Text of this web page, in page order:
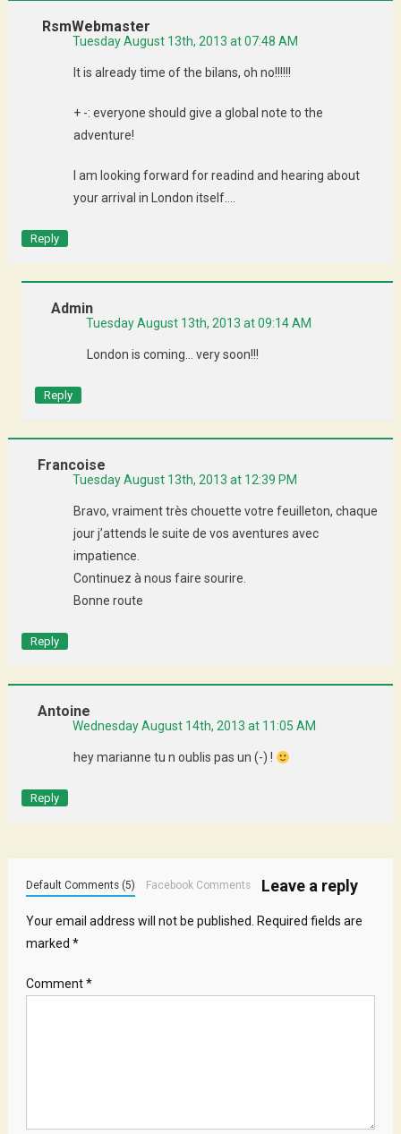
RsmWebmaster
Tuesday August 13th, 2013 at 07:48 AM
It is already time of the bilans, oh no!!!!!!
+ -: everyone should give a global note to the
adventure!
I am looking forward for readind and hearing about
your arrival in London itself….
Reply
Admin
Tuesday August 13th, 2013 at 09:14 AM
London is coming… very soon!!!
Reply
Francoise
Tuesday August 13th, 2013 at 12:39 PM
Bravo, vraiment très chouette votre feuilleton, chaque
jour j’attends le suite de vos aventures avec
impatience.
Continuez à nous faire sourire.
Bonne route
Reply
Antoine
Wednesday August 14th, 2013 at 11:05 AM
hey marianne tu n oublis pas un (-) !
Reply
Leave a reply
Default Comments (5) Facebook Comments
Your email address will not be published.
Required fields are
marked *
Comment*